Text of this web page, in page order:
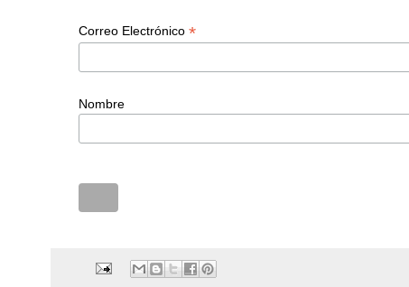
Correo Electrónico *
Nombre